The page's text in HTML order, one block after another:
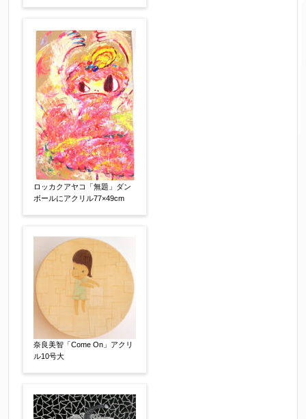
ご要望などがございましたらご入力ください
【任意】
個人情報の取扱いについて、同意の上送信しま
す。（確認画面は表示されません）
同意する 【必須】
↑ 同意頂けましたらチェックを入れてくださ
ロッカクアヤコ「無題」ダン
ボールにアクリル77×49cm
奈良美智「Come On」アクリ
ル10号大